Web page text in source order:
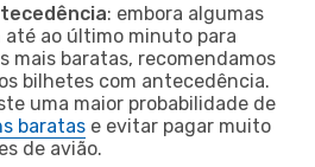
: embora algumas
até ao último minuto para
mais baratas, recomendamos
bilhetes com antecedência.
uma maior probabilidade de
baratas e evitar pagar muito
de avião.